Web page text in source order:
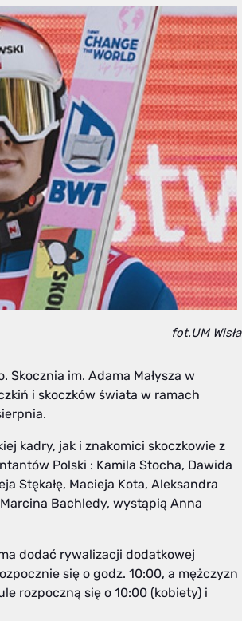
fot.UM Wisła
Skocznia im. Adama Małysza w
i skoczków świata w ramach
kadry, jak i znakomici skoczkowie z
Polski : Kamila Stocha, Dawida
Stękałę, Macieja Kota, Aleksandra
Bachledy, wystąpią Anna
dodać rywalizacji dodatkowej
się o godz. 10:00, a mężczyzn
rozpoczną się o 10:00 (kobiety) i